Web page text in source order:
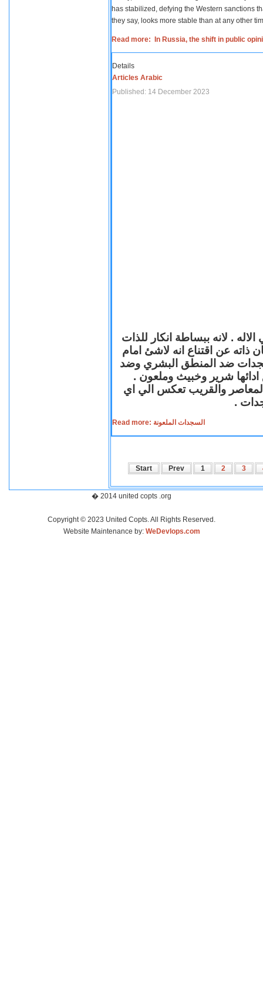
has stabilized, defying the Western sanctions
they say, looks more stable than at any other
Read more: In Russia, the shift in public
Details
Articles Arabic
Published: 14 December 2023
. لانه ببساطة انكار للذات
ذاته عن اقتناع انه لاشئ امام
ضد المنطق البشري وضد
ادائها شرير وخبيث وملعون .
المعاصر والقريب تعكس الي اي
.
Read more: السجدات الملعونة
Start Prev 1 2 3
� 2014 united copts .org
Copyright © 2023 United Copts. All Rights Reserved.
Website Maintenance by: WeDevlops.com